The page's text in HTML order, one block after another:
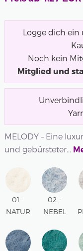
Logge dich ein
Noch kein
Mitglied und
MELODY – Eine
und gebürsteter...
01 -
NATUR
COLOUR
02 -
NEBEL
COLOUR